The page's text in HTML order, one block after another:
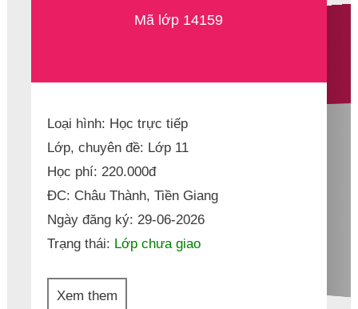
Mã lớp 14159
Loại hình: Học trực tiếp
Lớp, chuyên đề: Lớp 11
Học phí: 220.000đ
ĐC: Châu Thành, Tiền Giang
Ngày đăng ký: 29-06-2026
Trạng thái: Lớp chưa giao
Xem them